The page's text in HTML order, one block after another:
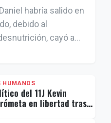
habría salido en
debido al
cayó a
donde fue
HUMANOS
del 11J Kevin
en libertad tras